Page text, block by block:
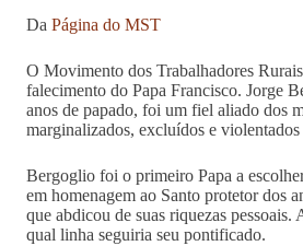
Da Página do MST
O Movimento dos Trabalhadores
falecimento do Papa Francisco. Jorge
anos de papado, foi um fiel aliado dos
marginalizados, excluídos e
Bergoglio foi o primeiro Papa a
em homenagem ao Santo protetor dos
que abdicou de suas riquezas pessoais.
qual linha seguiria seu pontificado.